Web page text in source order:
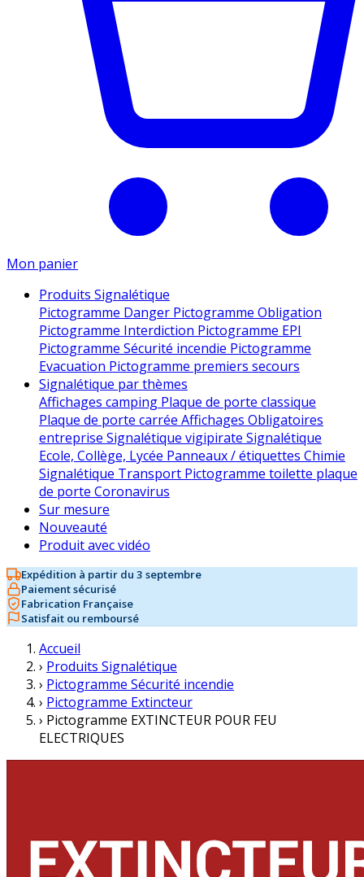
Mon panier
Produits Signalétique
Pictogramme Danger Pictogramme Obligation
Pictogramme Interdiction Pictogramme EPI
Pictogramme Sécurité incendie Pictogramme
Evacuation Pictogramme premiers secours
Signalétique par thèmes
Affichages camping Plaque de porte classique
Plaque de porte carrée Affichages Obligatoires
entreprise Signalétique vigipirate Signalétique
Ecole, Collège, Lycée Panneaux / étiquettes Chimie
Signalétique Transport Pictogramme toilette plaque
de porte Coronavirus
Sur mesure
Nouveauté
Produit avec vidéo
Expédition à partir du 3 septembre
Paiement sécurisé
Fabrication Française
Satisfait ou remboursé
Accueil
› Produits Signalétique
› Pictogramme Sécurité incendie
› Pictogramme Extincteur
› Pictogramme EXTINCTEUR POUR FEU
ELECTRIQUES